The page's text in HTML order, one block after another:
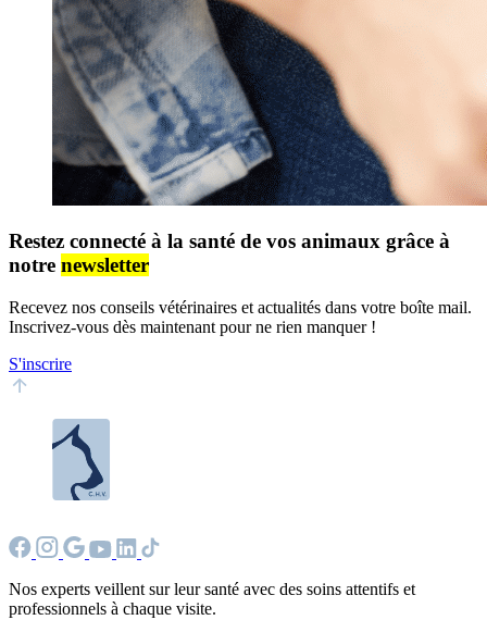
Restez connecté à la santé de vos animaux grâce à
notre newsletter
Recevez nos conseils vétérinaires et actualités dans votre boîte mail.
Inscrivez-vous dès maintenant pour ne rien manquer !
S'inscrire
Nos experts veillent sur leur santé avec des soins attentifs et
professionnels à chaque visite.